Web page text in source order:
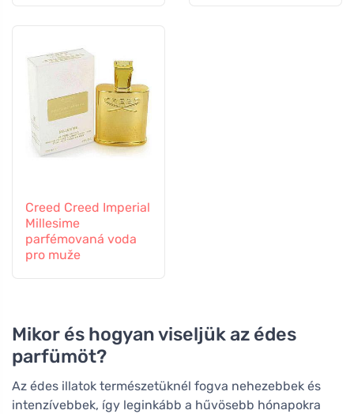
Creed Creed Imperial
Millesime
parfémovaná voda
pro muže
Mikor és hogyan viseljük az édes
parfümöt?
Az édes illatok természetüknél fogva nehezebbek és
intenzívebbek, így leginkább a hűvösebb hónapokra